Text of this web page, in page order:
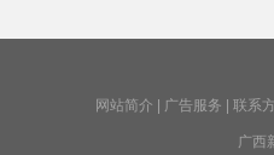
网站简介 广告服务 联系
广西